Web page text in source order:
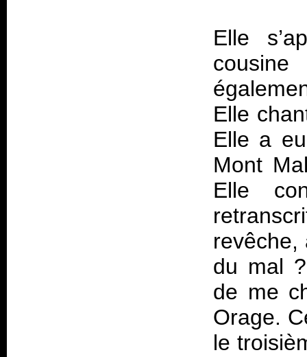
Elle
Elle
Elle a
Mont
Elle
revêche,
du mal
de me
Orage.
le